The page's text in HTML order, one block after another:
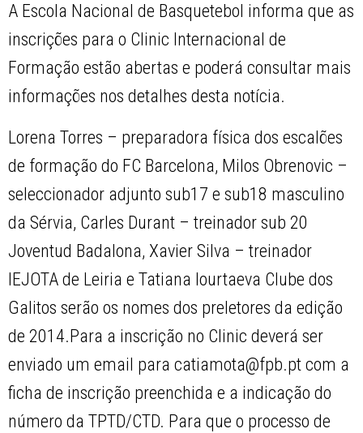
A Escola Nacional de Basquetebol informa que as
inscrições para o Clinic Internacional de
Formação estão abertas e poderá consultar mais
informações nos detalhes desta notícia.
Lorena Torres – preparadora física dos escalões
de formação do FC Barcelona, Milos Obrenovic –
seleccionador adjunto sub17 e sub18 masculino
da Sérvia, Carles Durant – treinador sub 20
Joventud Badalona, Xavier Silva – treinador
IEJOTA de Leiria e Tatiana Iourtaeva Clube dos
Galitos serão os nomes dos preletores da edição
de 2014.Para a inscrição no Clinic deverá ser
enviado um email para catiamota@fpb.pt com a
ficha de inscrição preenchida e a indicação do
número da TPTD/CTD. Para que o processo de